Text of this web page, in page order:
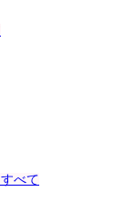
べて